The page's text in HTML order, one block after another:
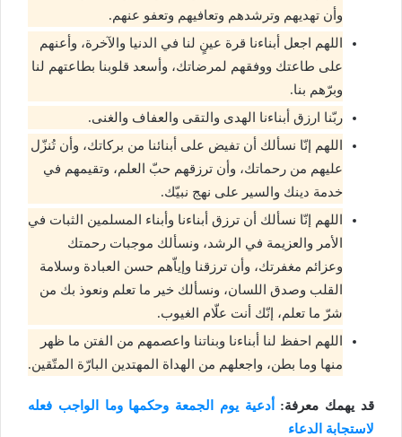
وأن تهديهم وترشدهم وتعافيهم وتعفو عنهم.
اللهم اجعل أبناءنا قرة عينٍ لنا في الدنيا والآخرة، وأعنهم
على طاعتك ووفقهم لمرضاتك، وأسعد قلوبنا بطاعتهم لنا
وبرّهم بنا.
ربّنا ارزق أبناءنا الهدى والتقى والعفاف والغنى.
اللهم إنّا نسألك أن تفيض على أبنائنا من بركاتك، وأن تُنزّل
عليهم من رحماتك، وأن ترزقهم حبّ العلم، وتقيمهم في
خدمة دينك والسير على نهج نبيّك.
اللهم إنّا نسألك أن ترزق أبناءنا وأبناء المسلمين الثبات في
الأمر والعزيمة في الرشد، ونسألك موجبات رحمتك
وعزائم مغفرتك، وأن ترزقنا وإياّهم حسن العبادة وسلامة
القلب وصدق اللسان، ونسألك خير ما تعلم ونعوذ بك من
شرّ ما تعلم، إنّك أنت علّام الغيوب.
اللهم احفظ لنا أبناءنا وبناتنا واعصمهم من الفتن ما ظهر
منها وما بطن، واجعلهم من الهداة المهتدين البارّة المتّقين.
قد يهمك معرفة:
أدعية يوم الجمعة وحكمها وما الواجب فعله
لاستجابة الدعاء